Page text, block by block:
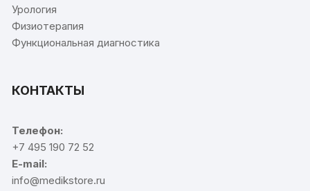
Урология
Физиотерапия
Функциональная диагностика
КОНТАКТЫ
Телефон:
+7 495 190 72 52
E-mail:
info@medikstore.ru